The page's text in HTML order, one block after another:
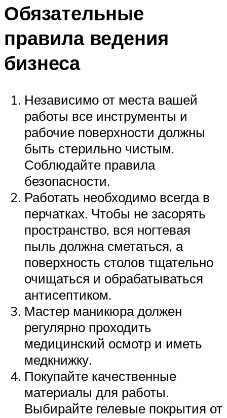
Обязательные
правила ведения
бизнеса
Независимо от места вашей
работы все инструменты и
рабочие поверхности должны
быть стерильно чистым.
Соблюдайте правила
безопасности.
Работать необходимо всегда в
перчатках. Чтобы не засорять
пространство, вся ногтевая
пыль должна сметаться, а
поверхность столов тщательно
очищаться и обрабатываться
антисептиком.
Мастер маникюра должен
регулярно проходить
медицинский осмотр и иметь
медкнижку.
Покупайте качественные
материалы для работы.
Выбирайте гелевые покрытия от